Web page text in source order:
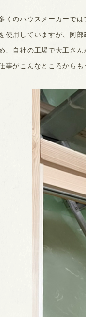
くのハウスメーカーで
使用していますが、阿
、自社の工場で大工さ
事がこんなところからも